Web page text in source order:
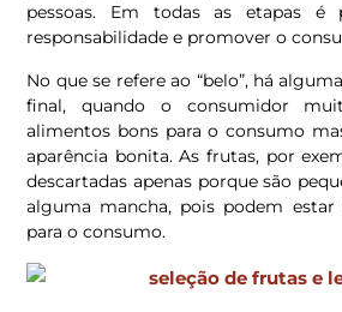
pessoas. Em todas as etapas é
responsabilidade e promover o
No que se refere ao “belo”, há
final, quando o consumidor
alimentos bons para o consumo
aparência bonita. As frutas, por
descartadas apenas porque são
alguma mancha, pois podem estar
para o consumo.